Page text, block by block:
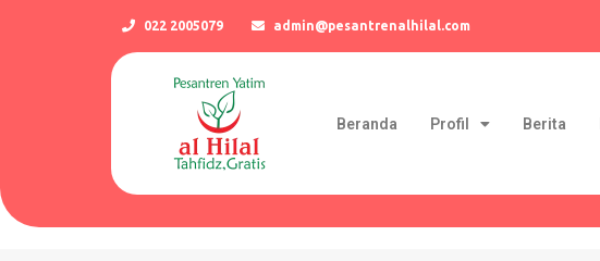
022 2005079 admin@pesantrenalhilal.com
Beranda Profil Berita